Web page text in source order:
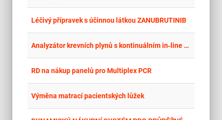
Léčivý přípravek s účinnou látkou ZANUBRUTINIB
Analyzátor krevních plynů s kontinuálním in‑line měřením pro Kardiochirurgickou kliniku MNUL, o.z.
RD na nákup panelů pro Multiplex PCR
Výměna matrací pacientských lůžek